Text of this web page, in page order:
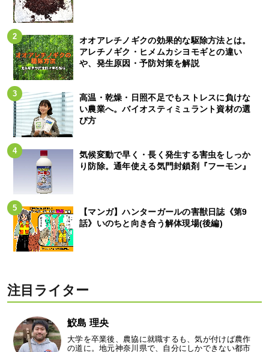
オオアレチノギクの効果的な駆除方法とは。
アレチノギク・ヒメムカシヨモギとの違い
や、発生原因・予防対策を解説
高温・乾燥・日照不足でもストレスに負けな
い農業へ。バイオスティミュラント資材の選
び方
気候変動で早く・長く発生する害虫をしっか
り防除。通年使える気門封鎖剤『フーモン』
【マンガ】ハンターガールの害獣日誌《第9
話》いのちと向き合う解体現場(後編)
注目ライター
鮫島 理央
大学を卒業後、農協に就職するも、気が付けば農作
の道に。地元神奈川県で、自分にしかできない都市